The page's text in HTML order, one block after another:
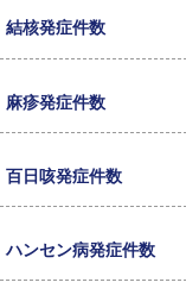
結核発症件数
麻疹発症件数
百日咳発症件数
ハンセン病発症件数